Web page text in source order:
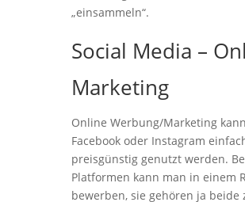
„einsammeln“.
Social Media –
Marketing
Online Werbung/Marketing
Facebook oder Instagram
preisgünstig genutzt werden.
Platformen kann man in einem
bewerben, sie gehören ja beide